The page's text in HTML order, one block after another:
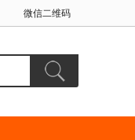
微信二维码